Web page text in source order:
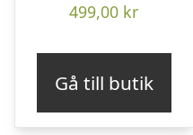
499,00 kr
Gå till butik